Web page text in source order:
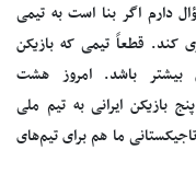
سؤال دارم اگر بنا است به تیمی
کند. قطعاً تیمی که بازیکن
بیشتر باشد. امروز هشت
بازیکن ایرانی به تیم ملی
ما هم برای تیم‌های